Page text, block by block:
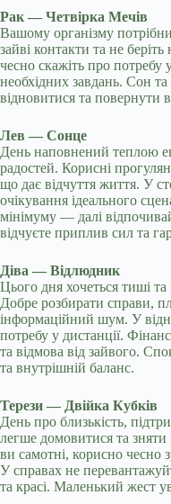
Рак — Четвірка Мечів
Вашому організму
зайві контакти та не
чесно скажіть про потребу
необхідних завдань. Сон
відновитися та повернути
Лев — Сонце
День наповнений теплою
радостей. Корисні
що дає відчуття життя. У
очікування ідеального
мінімуму — далі
відчуєте приплив сил та
Діва — Відлюдник
Цього дня хочеться тиші
Добре розбирати справи,
інформаційний шум. У
потребу у дистанції.
та відмова від зайвого.
та внутрішній баланс.
Терези — Двійка Кубків
День про близькість,
легше домовитися та
ви самотні, корисно чесно
У справах не
та красі. Маленький жест